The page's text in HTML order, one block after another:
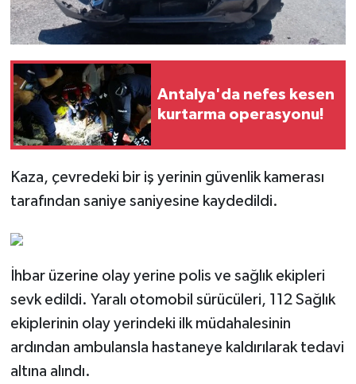
Antalya'da nefes kesen
kurtarma operasyonu!
Kaza, çevredeki bir iş yerinin güvenlik kamerası
tarafından saniye saniyesine kaydedildi.
İhbar üzerine olay yerine polis ve sağlık ekipleri
sevk edildi. Yaralı otomobil sürücüleri, 112 Sağlık
ekiplerinin olay yerindeki ilk müdahalesinin
ardından ambulansla hastaneye kaldırılarak tedavi
altına alındı.